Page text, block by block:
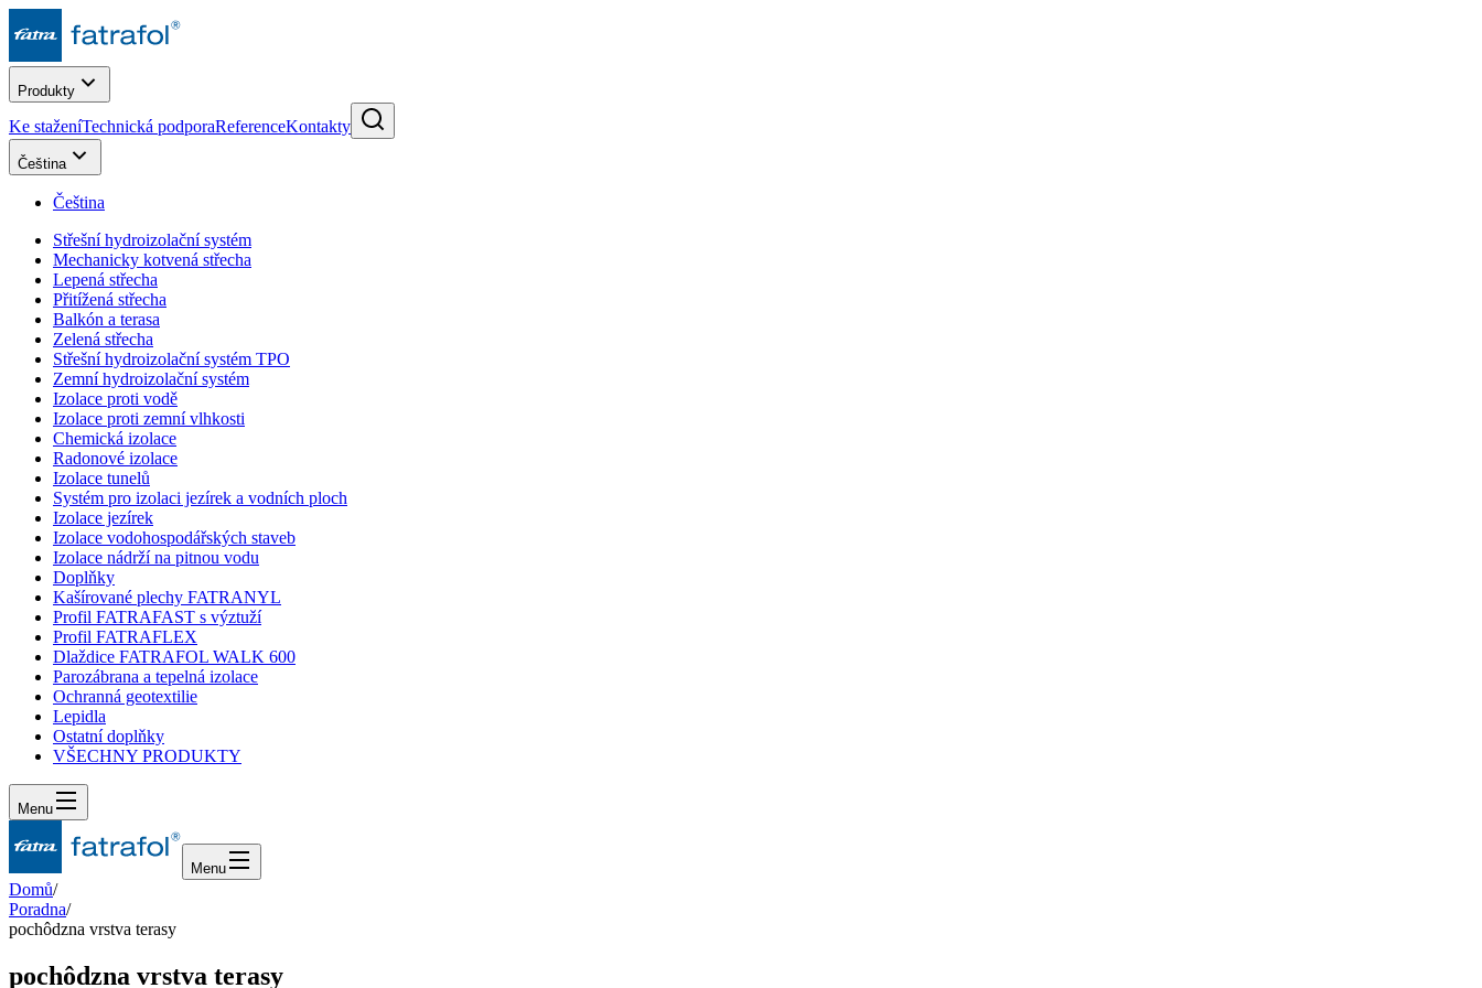
Produkty
Ke staženíTechnická podporaReferenceKontakty
Čeština
Čeština
Střešní hydroizolační systém
Mechanicky kotvená střecha
Lepená střecha
Přitížená střecha
Balkón a terasa
Zelená střecha
Střešní hydroizolační systém TPO
Zemní hydroizolační systém
Izolace proti vodě
Izolace proti zemní vlhkosti
Chemická izolace
Radonové izolace
Izolace tunelů
Systém pro izolaci jezírek a vodních ploch
Izolace jezírek
Izolace vodohospodářských staveb
Izolace nádrží na pitnou vodu
Doplňky
Kašírované plechy FATRANYL
Profil FATRAFAST s výztuží
Profil FATRAFLEX
Dlaždice FATRAFOL WALK 600
Parozábrana a tepelná izolace
Ochranná geotextilie
Lepidla
Ostatní doplňky
VŠECHNY PRODUKTY
Menu
Menu
Domů/
Poradna/
pochôdzna vrstva terasy
pochôdzna vrstva terasy